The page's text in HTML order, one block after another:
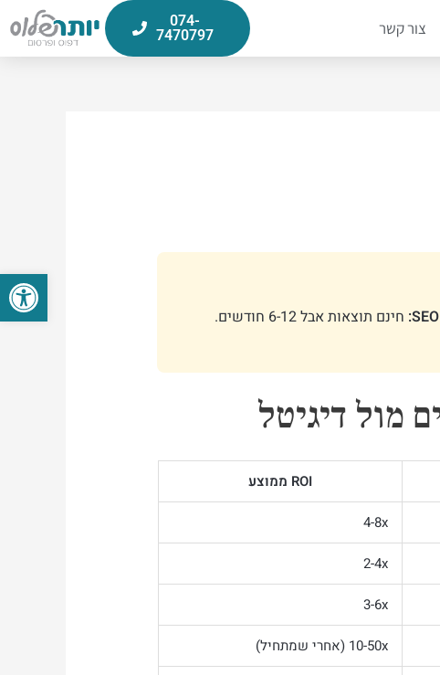
פתח
צור קשר
074-
7470797
SEO: חינם תוצאות אבל 6-12 חודשים.
ROI ממוצע
4-8x
2-4x
3-6x
10-50x (אחרי שמתחיל)